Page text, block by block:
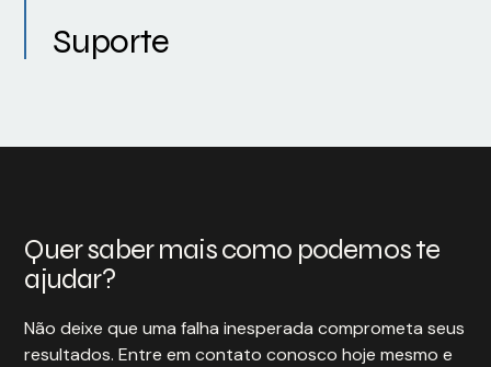
Suporte
Quer saber mais como podemos te
ajudar?
Não deixe que uma falha inesperada comprometa seus
resultados. Entre em contato conosco hoje mesmo e